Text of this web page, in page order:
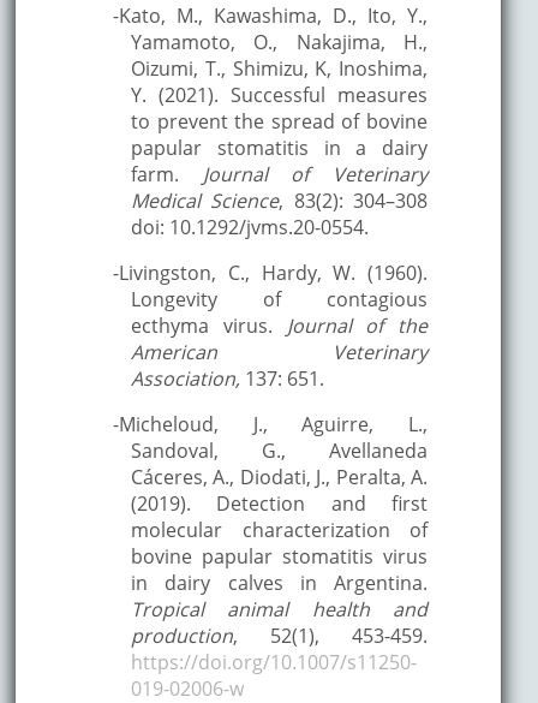
-Kato, M., Kawashima, D., Ito, Y.,
Yamamoto, O., Nakajima, H.,
Oizumi, T., Shimizu, K, Inoshima,
Y. (2021). Successful measures
to prevent the spread of bovine
papular stomatitis in a dairy
farm. Journal of Veterinary
Medical Science, 83(2): 304–308
doi: 10.1292/jvms.20-0554.
-Livingston, C., Hardy, W. (1960).
Longevity of contagious
ecthyma virus. Journal of the
American Veterinary
Association, 137: 651.
-Micheloud, J., Aguirre, L.,
Sandoval, G., Avellaneda
Cáceres, A., Diodati, J., Peralta, A.
(2019). Detection and first
molecular characterization of
bovine papular stomatitis virus
in dairy calves in Argentina.
Tropical animal health and
production, 52(1), 453-459.
https://doi.org/10.1007/s11250-
019-02006-w